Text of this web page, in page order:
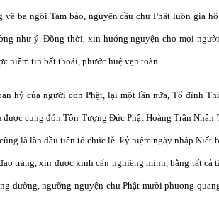
về ba ngôi Tam bảo, nguyện cầu chư Phật luôn gia
như ý. Đồng thời, xin hướng nguyện cho mọi
niềm tin bất thoái, phước huệ vẹn toàn.
hỷ của người con Phật, lại một lần nữa, Tổ đình
cung đón Tôn Tượng Đức Phật Hoàng Trần Nhân
là lần đầu tiên tổ chức lễ kỷ niệm ngày nhập Niết-
tràng, xin được kính cẩn nghiêng mình, bằng tất cả
dường, ngưỡng nguyện chư Phật mười phương